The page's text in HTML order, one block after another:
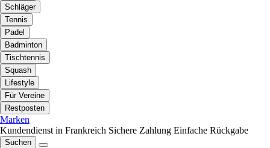
Schläger
Tennis
Padel
Badminton
Tischtennis
Squash
Lifestyle
Für Vereine
Restposten
Marken
Kundendienst in Frankreich Sichere Zahlung Einfache Rückgabe
Suchen